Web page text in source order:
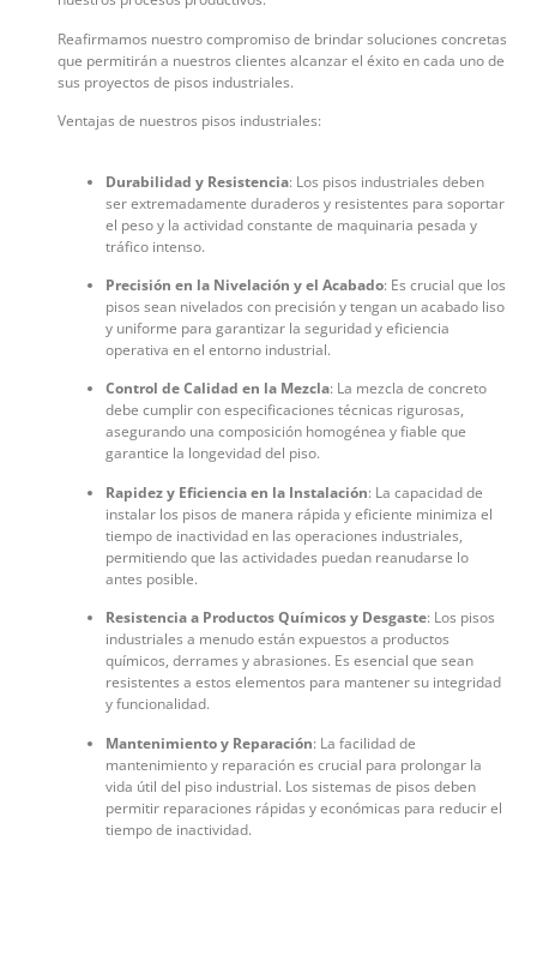
Reafirmamos nuestro compromiso de brindar soluciones concretas
que permitirán a nuestros clientes alcanzar el éxito en cada uno de
sus proyectos de pisos industriales.
Ventajas de nuestros pisos industriales:
Durabilidad y Resistencia: Los pisos industriales deben
ser extremadamente duraderos y resistentes para soportar
el peso y la actividad constante de maquinaria pesada y
tráfico intenso.
Precisión en la Nivelación y el Acabado: Es crucial que los
pisos sean nivelados con precisión y tengan un acabado liso
y uniforme para garantizar la seguridad y eficiencia
operativa en el entorno industrial.
Control de Calidad en la Mezcla: La mezcla de concreto
debe cumplir con especificaciones técnicas rigurosas,
asegurando una composición homogénea y fiable que
garantice la longevidad del piso.
Rapidez y Eficiencia en la Instalación: La capacidad de
instalar los pisos de manera rápida y eficiente minimiza el
tiempo de inactividad en las operaciones industriales,
permitiendo que las actividades puedan reanudarse lo
antes posible.
Resistencia a Productos Químicos y Desgaste: Los pisos
industriales a menudo están expuestos a productos
químicos, derrames y abrasiones. Es esencial que sean
resistentes a estos elementos para mantener su integridad
y funcionalidad.
Mantenimiento y Reparación: La facilidad de
mantenimiento y reparación es crucial para prolongar la
vida útil del piso industrial. Los sistemas de pisos deben
permitir reparaciones rápidas y económicas para reducir el
tiempo de inactividad.